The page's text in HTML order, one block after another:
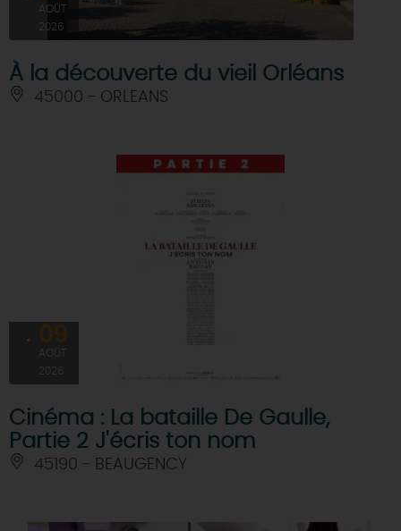
AOÛT
2026
À la découverte du vieil Orléans
45000 - ORLEANS
09
AOÛT
2026
Cinéma : La bataille De Gaulle,
Partie 2 J'écris ton nom
45190 - BEAUGENCY